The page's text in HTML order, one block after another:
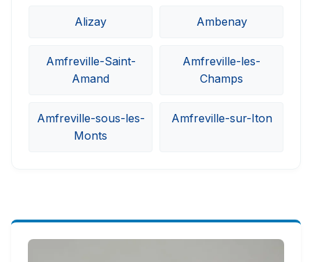
Alizay Ambenay
Amfreville-Saint-
Amand
Amfreville-les-
Champs
Amfreville-sous-les-
Monts
Amfreville-sur-Iton